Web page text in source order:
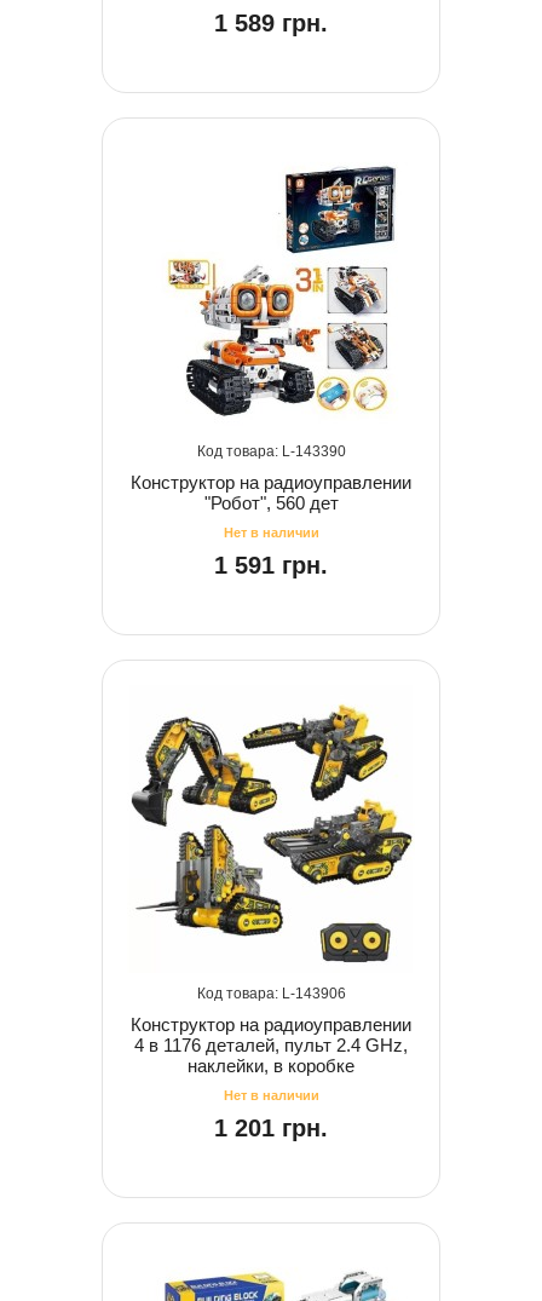
1 589 грн.
143390
Конструктор на радиоуправлении
"Робот", 560 дет
1 591 грн.
143906
Конструктор на радиоуправлении
4 в 1176 деталей, пульт 2.4 GHz,
наклейки, в коробке
1 201 грн.